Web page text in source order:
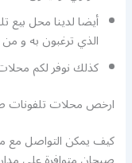
أيضا لدينا محل بيع
الذي ترغبون به و
كذلك نوفر لكم
ارخص محلات تلفونات
كيف يمكن التواصل مع